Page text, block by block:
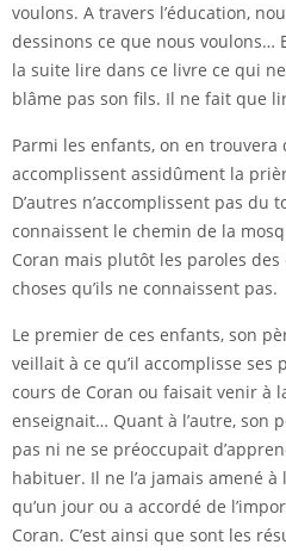
voulons. A travers l’éducation,
dessinons ce que nous voulons…
la suite lire dans ce livre ce qui
blâme pas son fils. Il ne fait que
Parmi les enfants, on en
accomplissent assidûment la
D’autres n’accomplissent pas du
connaissent le chemin de la
Coran mais plutôt les paroles
choses qu’ils ne connaissent pas.
Le premier de ces enfants, son
veillait à ce qu’il accomplisse ses
cours de Coran ou faisait venir à
enseignait… Quant à l’autre, son
pas ni ne se préoccupait
habituer. Il ne l’a jamais amené
qu’un jour ou a accordé de
Coran. C’est ainsi que sont les